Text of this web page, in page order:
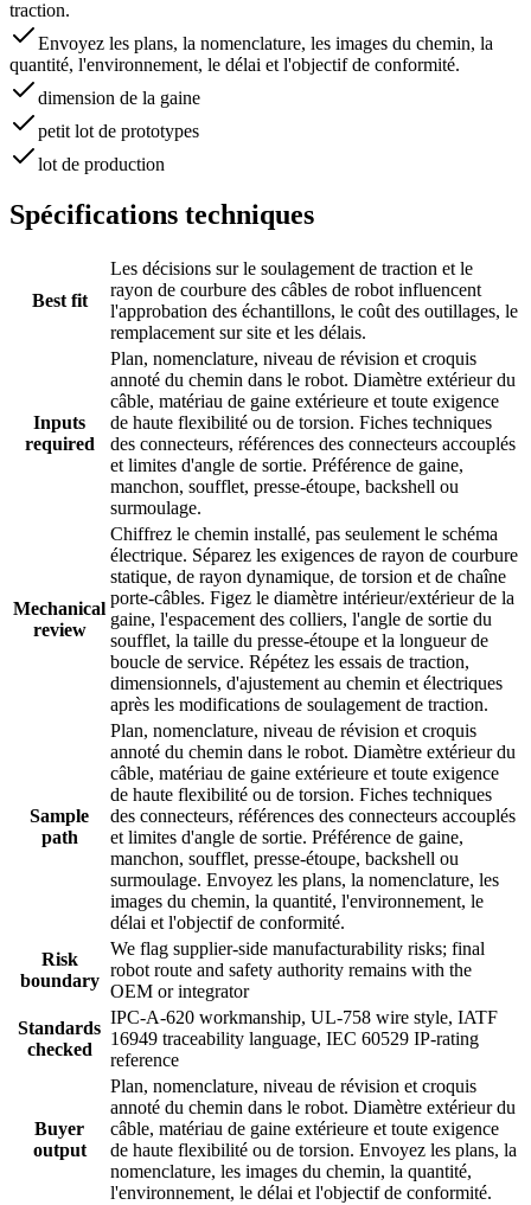
traction.
Envoyez les plans, la nomenclature, les images du chemin, la
quantité, l'environnement, le délai et l'objectif de conformité.
dimension de la gaine
petit lot de prototypes
lot de production
Spécifications techniques
Best fit
Les décisions sur le soulagement de traction et le
rayon de courbure des câbles de robot influencent
l'approbation des échantillons, le coût des outillages, le
remplacement sur site et les délais.
Inputs
required
Plan, nomenclature, niveau de révision et croquis
annoté du chemin dans le robot. Diamètre extérieur du
câble, matériau de gaine extérieure et toute exigence
de haute flexibilité ou de torsion. Fiches techniques
des connecteurs, références des connecteurs accouplés
et limites d'angle de sortie. Préférence de gaine,
manchon, soufflet, presse-étoupe, backshell ou
surmoulage.
Mechanical
review
Chiffrez le chemin installé, pas seulement le schéma
électrique. Séparez les exigences de rayon de courbure
statique, de rayon dynamique, de torsion et de chaîne
porte-câbles. Figez le diamètre intérieur/extérieur de la
gaine, l'espacement des colliers, l'angle de sortie du
soufflet, la taille du presse-étoupe et la longueur de
boucle de service. Répétez les essais de traction,
dimensionnels, d'ajustement au chemin et électriques
après les modifications de soulagement de traction.
Sample
path
Plan, nomenclature, niveau de révision et croquis
annoté du chemin dans le robot. Diamètre extérieur du
câble, matériau de gaine extérieure et toute exigence
de haute flexibilité ou de torsion. Fiches techniques
des connecteurs, références des connecteurs accouplés
et limites d'angle de sortie. Préférence de gaine,
manchon, soufflet, presse-étoupe, backshell ou
surmoulage. Envoyez les plans, la nomenclature, les
images du chemin, la quantité, l'environnement, le
délai et l'objectif de conformité.
Risk
boundary
We flag supplier-side manufacturability risks; final
robot route and safety authority remains with the
OEM or integrator
Standards
checked
IPC-A-620 workmanship, UL-758 wire style, IATF
16949 traceability language, IEC 60529 IP-rating
reference
Buyer
output
Plan, nomenclature, niveau de révision et croquis
annoté du chemin dans le robot. Diamètre extérieur du
câble, matériau de gaine extérieure et toute exigence
de haute flexibilité ou de torsion. Envoyez les plans, la
nomenclature, les images du chemin, la quantité,
l'environnement, le délai et l'objectif de conformité.